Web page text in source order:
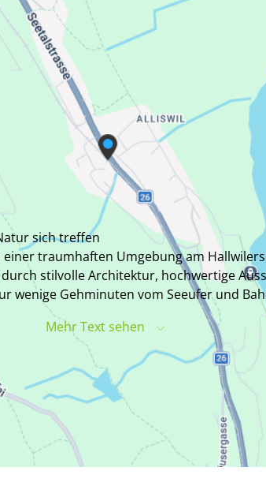
sich treffen
traumhaften Umgebung am
stilvolle Architektur, hochwertige
wenige Gehminuten vom Seeufer und
die auf die Bedürfnisse
August 2026, von 10.00 bis 12.00 Uhran
Musterwohnung. Eine Anmeldung ist
Mehr Text sehen